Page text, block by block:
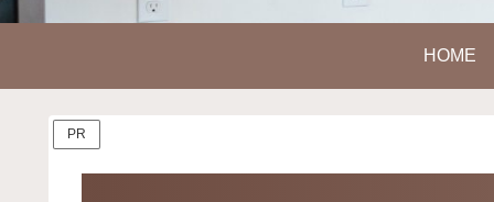
HOME
PR